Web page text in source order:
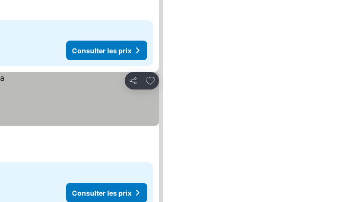
Consulter les prix
Partager
Ajouter à mes favoris
Consulter les prix